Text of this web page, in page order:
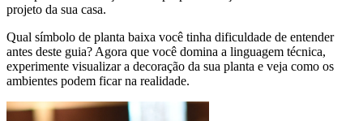
projeto da sua casa.
Qual símbolo de planta baixa você tinha dificuldade de entender
antes deste guia? Agora que você domina a linguagem técnica,
experimente visualizar a decoração da sua planta e veja como os
ambientes podem ficar na realidade.